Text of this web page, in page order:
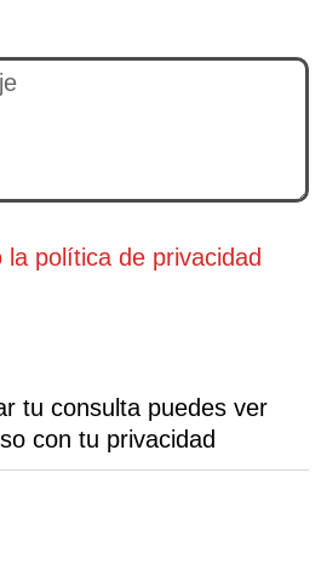
la política de privacidad
tu consulta puedes ver
con tu privacidad